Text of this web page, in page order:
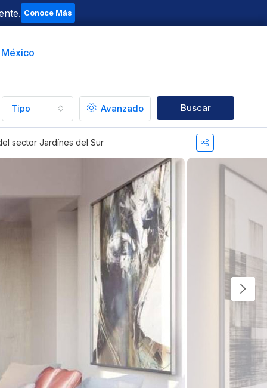
Conoce Más
Tipo Avanzado Buscar
sector Jardínes del Sur